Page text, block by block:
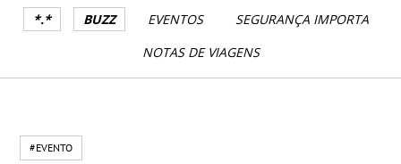
*.* BUZZ EVENTOS
SEGURANÇA IMPORTA
NOTAS DE VIAGENS
#EVENTO